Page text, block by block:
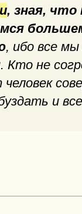
, зная,
, ибо все
Кто не
и